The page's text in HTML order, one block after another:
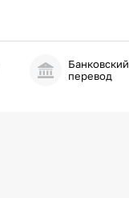
Банковский
перевод